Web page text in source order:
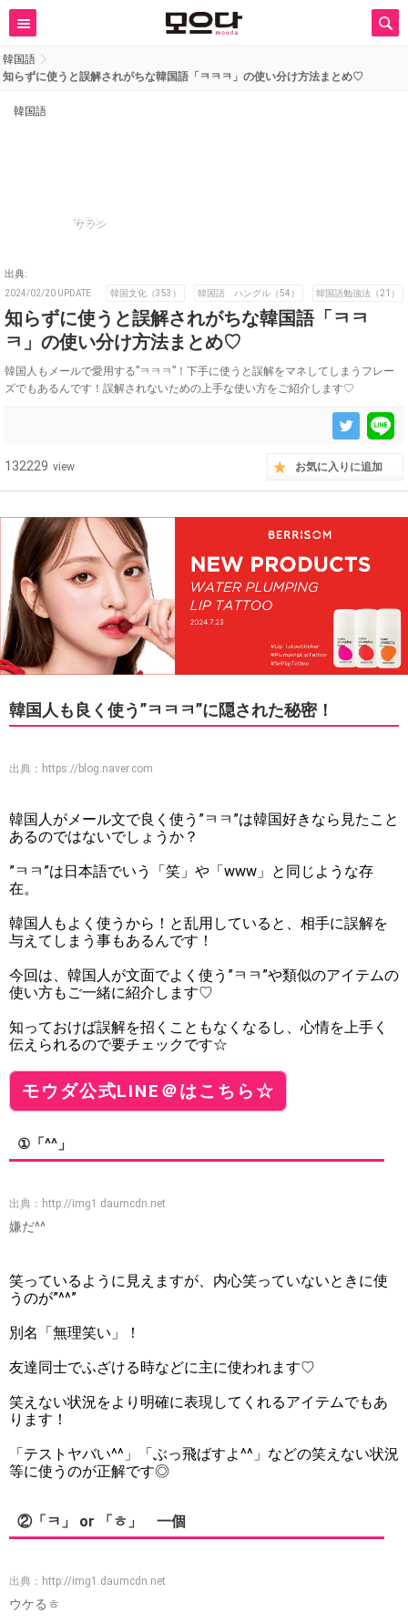
韓国語
知らずに使うと誤解されがちな韓国語「ㅋㅋㅋ」の使い分け方法まとめ♡
韓国語
サラン
出典:
2024/02/20 UPDATE 韓国文化（353） 韓国語 ハングル（54） 韓国語勉強法（21）
知らずに使うと誤解されがちな韓国語「ㅋㅋ
ㅋ」の使い分け方法まとめ♡
韓国人もメールで愛用する”ㅋㅋㅋ”！下手に使うと誤解をマネしてしまうフレー
ズでもあるんです！誤解されないための上手な使い方をご紹介します♡
132229 view お気に入りに追加
韓国人も良く使う”ㅋㅋㅋ”に隠された秘密！
出典： https://blog.naver.com
韓国人がメール文で良く使う”ㅋㅋ”は韓国好きなら見たこと
あるのではないでしょうか？
”ㅋㅋ”は日本語でいう「笑」や「www」と同じような存
在。
韓国人もよく使うから！と乱用していると、相手に誤解を
与えてしまう事もあるんです！
今回は、韓国人が文面でよく使う”ㅋㅋ”や類似のアイテムの
使い方もご一緒に紹介します♡
知っておけば誤解を招くこともなくなるし、心情を上手く
伝えられるので要チェックです☆
モウダ公式LINE＠はこちら☆
①「^^」
出典： http://img1.daumcdn.net
嫌だ^^
笑っているように見えますが、内心笑っていないときに使
うのが”^^”
別名「無理笑い」！
友達同士でふざける時などに主に使われます♡
笑えない状況をより明確に表現してくれるアイテムでもあ
ります！
「テストヤバい^^」「ぶっ飛ばすよ^^」などの笑えない状況
等に使うのが正解です◎
②「ㅋ」 or 「ㅎ」 一個
出典： http://img1.daumcdn.net
ウケるㅎ